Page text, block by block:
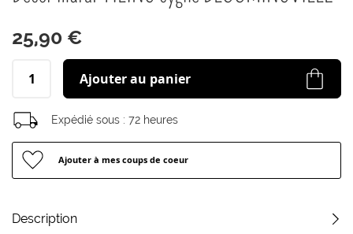
début
la
25,90 €
Ajouter au panier
Expédié sous : 72 heures
Ajouter à mes coups de coeur
Description